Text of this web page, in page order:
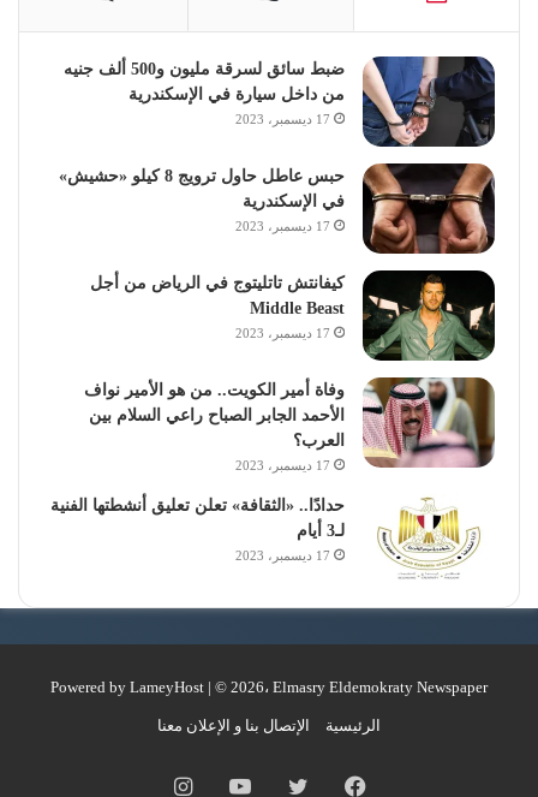
ضبط سائق لسرقة مليون و500 ألف جنيه
من داخل سيارة في الإسكندرية
17 ديسمبر، 2023
حبس عاطل حاول ترويج 8 كيلو «حشيش»
في الإسكندرية
17 ديسمبر، 2023
كيفانتش تاتليتوج في الرياض من أجل
Middle Beast
17 ديسمبر، 2023
وفاة أمير الكويت.. من هو الأمير نواف
الأحمد الجابر الصباح راعي السلام بين
العرب؟
17 ديسمبر، 2023
حدادًا.. «الثقافة» تعلن تعليق أنشطتها الفنية
لـ3 أيام
17 ديسمبر، 2023
Powered by LameyHost | © 2026، Elmasry Eldemokraty Newspaper
الرئيسية الإتصال بنا و الإعلان معنا
فيسبوك تويتر يوتيوب